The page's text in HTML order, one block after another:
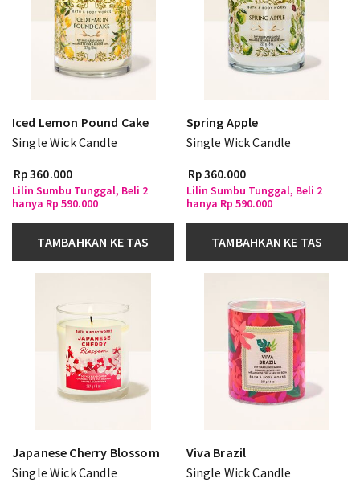
Iced Lemon Pound Cake
Single Wick Candle
Rp 360.000
Lilin Sumbu Tunggal, Beli 2
hanya Rp 590.000
TAMBAHKAN KE TAS
Spring Apple
Single Wick Candle
Rp 360.000
Lilin Sumbu Tunggal, Beli 2
hanya Rp 590.000
TAMBAHKAN KE TAS
Japanese Cherry Blossom
Single Wick Candle
Viva Brazil
Single Wick Candle